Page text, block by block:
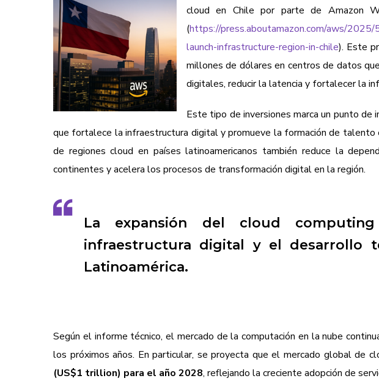
cloud en Chile por parte de Amazon
(https://press.aboutamazon.com/aws/
launch-infrastructure-region-in-chile). Este
millones de dólares en centros de datos
digitales, reducir la latencia y fortalecer la
Este tipo de inversiones marca un punto
que fortalece la infraestructura digital y promueve la formación de talento
de regiones cloud en países latinoamericanos también reduce la
continentes y acelera los procesos de transformación digital en la región.
La expansión del cloud
infraestructura digital y el desarrollo
Latinoamérica.
Según el informe técnico, el mercado de la computación en la nube
los próximos años. En particular, se proyecta que el mercado global de
(US$1 trillion) para el año 2028, reflejando la creciente adopción de